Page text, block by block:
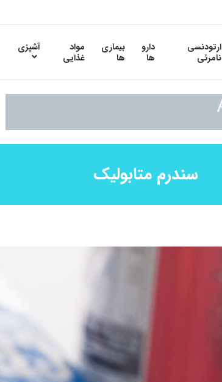
ارتودنسی
نامرئی
دارو
ها
بیماری
ها
مواد
غذایی
آشپزی
سندرم متابولیک